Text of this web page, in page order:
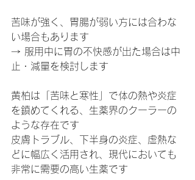
苦味が強く、胃腸が弱い方には合わな
い場合もあります
→ 服用中に胃の不快感が出た場合は中
止・減量を検討します
黄柏は「苦味と寒性」で体の熱や炎症
を鎮めてくれる、生薬界のクーラーの
ような存在です
皮膚トラブル、下半身の炎症、虚熱な
どに幅広く活用され、現代においても
非常に需要の高い生薬です